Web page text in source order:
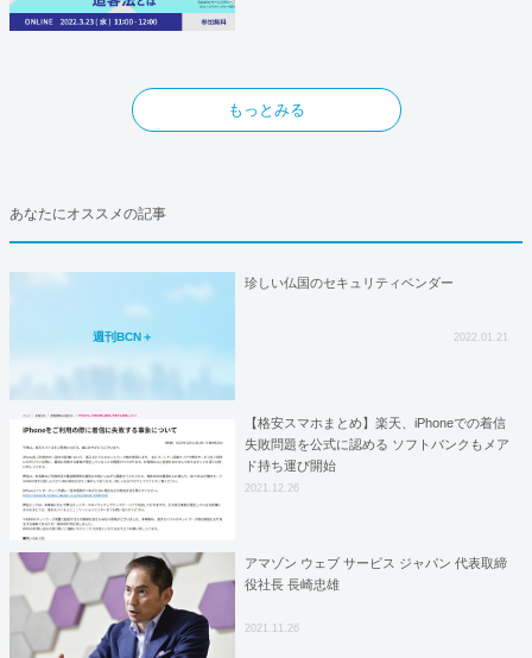
もっとみる
あなたにオススメの記事
週刊BCN＋
珍しい仏国のセキュリティベンダー
2022.01.21
【格安スマホまとめ】楽天、iPhoneでの着信
失敗問題を公式に認める ソフトバンクもメア
ド持ち運び開始
2021.12.26
アマゾン ウェブ サービス ジャパン 代表取締
役社長 長崎忠雄
2021.11.26